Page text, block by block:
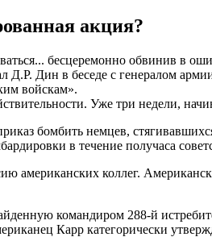
акция?
бесцеремонно обвинив в
Д.Р. Дин в беседе с генералом
войскам».
Уже три недели,
бомбить немцев,
в течение получаса
американских коллег.
командиром 288-й
Карр категорически